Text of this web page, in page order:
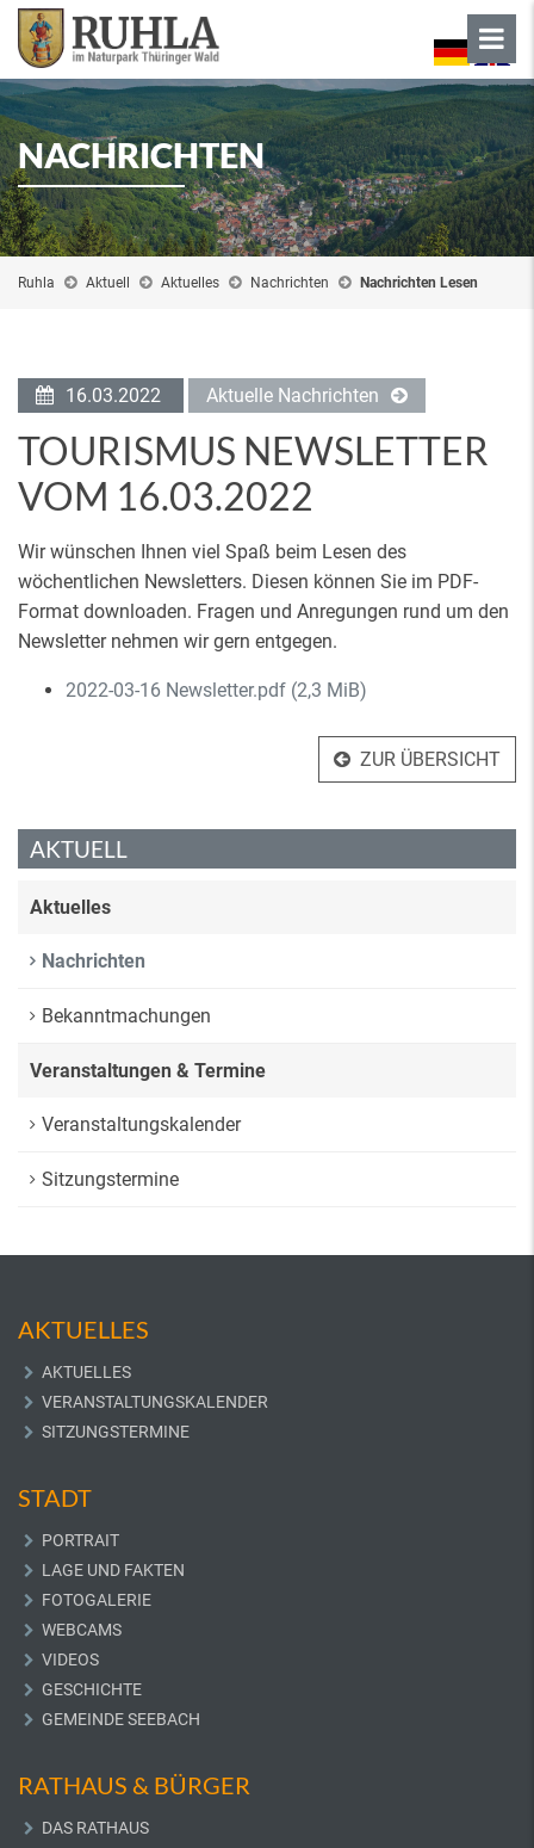
NACHRICHTEN
Ruhla Aktuell Aktuelles Nachrichten Nachrichten Lesen
16.03.2022 Aktuelle Nachrichten
TOURISMUS NEWSLETTER
VOM 16.03.2022
Wir wünschen Ihnen viel Spaß beim Lesen des
wöchentlichen Newsletters. Diesen können Sie im PDF-
Format downloaden. Fragen und Anregungen rund um den
Newsletter nehmen wir gern entgegen.
2022-03-16 Newsletter.pdf (2,3 MiB)
ZUR ÜBERSICHT
AKTUELL
Aktuelles
Nachrichten
Bekanntmachungen
Veranstaltungen & Termine
Veranstaltungskalender
Sitzungstermine
AKTUELLES
AKTUELLES
VERANSTALTUNGSKALENDER
SITZUNGSTERMINE
STADT
PORTRAIT
LAGE UND FAKTEN
FOTOGALERIE
WEBCAMS
VIDEOS
GESCHICHTE
GEMEINDE SEEBACH
RATHAUS & BÜRGER
DAS RATHAUS